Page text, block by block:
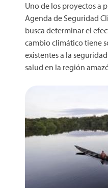
Uno de los proyectos a
Agenda de Seguridad
busca determinar el
cambio climático tiene
existentes a la
salud en la región